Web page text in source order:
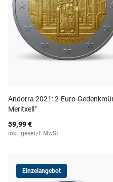
Andorra 2021: 2-Euro-
Meritxell"
59,99 €
inkl. gesetzl. MwSt.
Einzelangebot